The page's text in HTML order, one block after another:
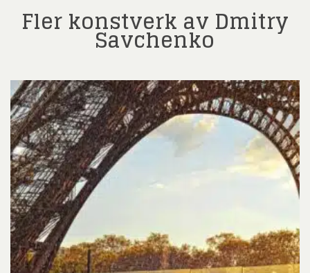
Fler konstverk av Dmitry
Savchenko